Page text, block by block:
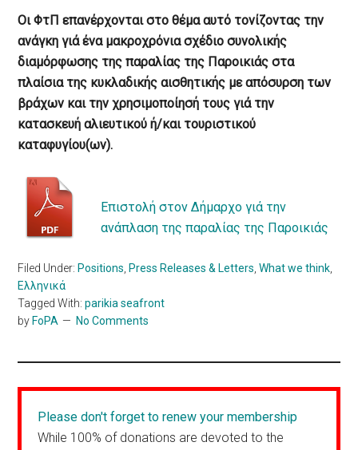
Οι ΦτΠ επανέρχονται στο θέμα αυτό τονίζοντας την
ανάγκη γιά ένα μακροχρόνια σχέδιο συνολικής
διαμόρφωσης της παραλίας της Παροικιάς στα
πλαίσια της κυκλαδικής αισθητικής με απόσυρση των
βράχων και την χρησιμοποίησή τους γιά την
κατασκευή αλιευτικού ή/και τουριστικού
καταφυγίου(ων).
Επιστολή στον Δήμαρχο γιά την
ανάπλαση της παραλίας της Παροικιάς
Filed Under: Positions, Press Releases & Letters,What we think,
Ελληνικά
Tagged With:parikia seafront
by FoPA No Comments
Please don't forget to renew your membership
While 100% of donations are devoted to the